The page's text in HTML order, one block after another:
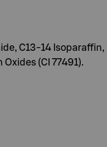
C13-14
(CI 77491).